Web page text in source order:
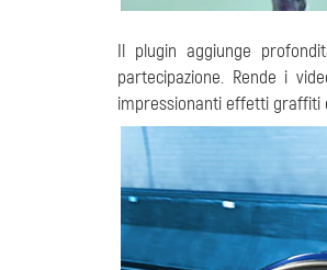
Il plugin aggiunge
partecipazione. Rende i
impressionanti effetti graffiti